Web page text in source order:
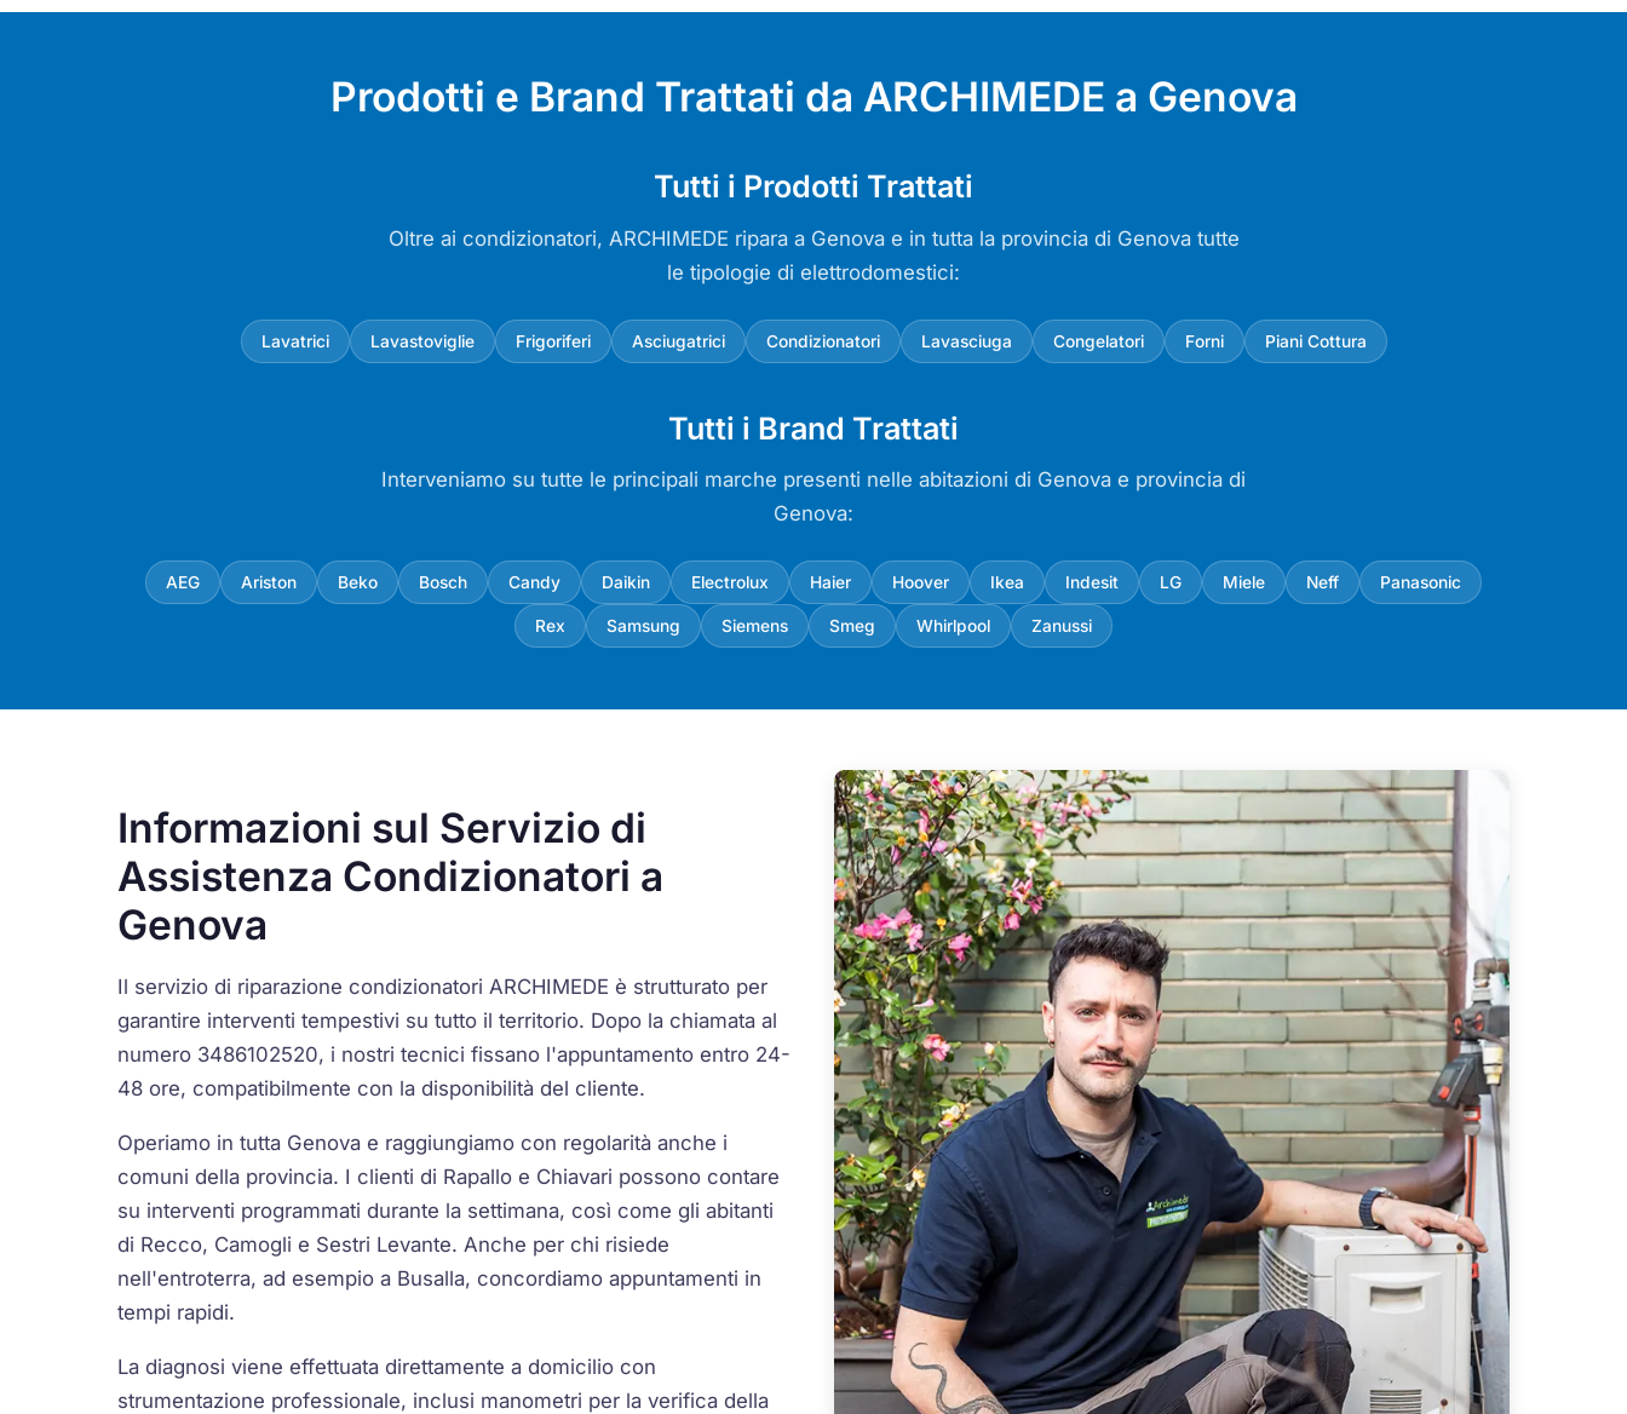
Prodotti e Brand Trattati da ARCHIMEDE a Genova
Tutti i Prodotti Trattati
Oltre ai condizionatori, ARCHIMEDE ripara a Genova e in tutta la provincia di Genova tutte
le tipologie di elettrodomestici:
Lavatrici Lavastoviglie Frigoriferi Asciugatrici Condizionatori Lavasciuga Congelatori Forni Piani Cottura
Tutti i Brand Trattati
Interveniamo su tutte le principali marche presenti nelle abitazioni di Genova e provincia di
Genova:
AEG Ariston Beko Bosch Candy Daikin Electrolux Haier Hoover Ikea Indesit LG Miele Neff Panasonic
Rex Samsung Siemens Smeg Whirlpool Zanussi
Informazioni sul Servizio di
Assistenza Condizionatori a
Genova
Il servizio di riparazione condizionatori ARCHIMEDE è strutturato per
garantire interventi tempestivi su tutto il territorio. Dopo la chiamata al
numero 3486102520, i nostri tecnici fissano l'appuntamento entro 24-
48 ore, compatibilmente con la disponibilità del cliente.
Operiamo in tutta Genova e raggiungiamo con regolarità anche i
comuni della provincia. I clienti di Rapallo e Chiavari possono contare
su interventi programmati durante la settimana, così come gli abitanti
di Recco, Camogli e Sestri Levante. Anche per chi risiede
nell'entroterra, ad esempio a Busalla, concordiamo appuntamenti in
tempi rapidi.
La diagnosi viene effettuata direttamente a domicilio con
strumentazione professionale, inclusi manometri per la verifica della